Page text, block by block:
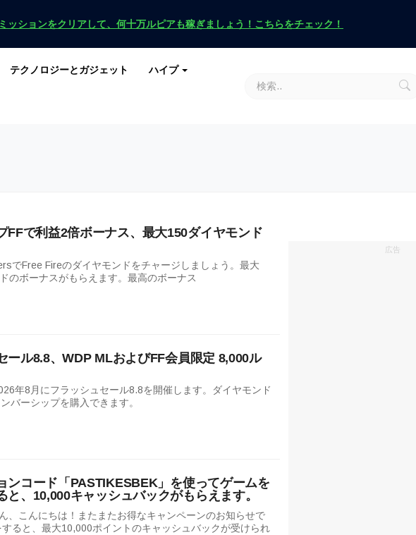
ッションをクリアして、何十万ルピアも稼ぎましょう！こちらをチェック！
テクノロジーとガジェット ハイプ
FFで利益2倍ボーナス、最大150ダイヤモンド
でFree Fireのダイヤモンドをチャージしましょう。最大
のボーナスがもらえます。最高のボーナス
ール8.8、WDP MLおよびFF会員限定 8,000ル
年8月にフラッシュセール8.8を開催します。ダイヤモンド
バーシップを購入できます。
ンコード「PASTIKESBEK」を使ってゲームを
と、10,000キャッシュバックがもらえます。
、こんにちは！またまたお得なキャンペーンのお知らせで
ると、最大10,000ポイントのキャッシュバックが受けられ
広告